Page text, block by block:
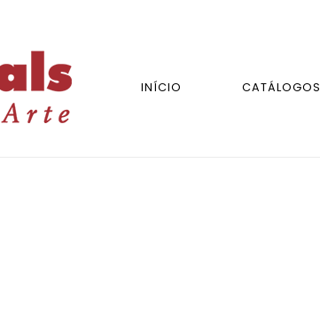
INÍCIO CATÁLOGOS